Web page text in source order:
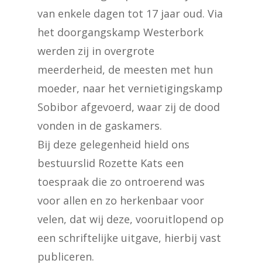
van enkele dagen tot 17 jaar oud. Via
het doorgangskamp Westerbork
werden zij in overgrote
meerderheid, de meesten met hun
moeder, naar het vernietigingskamp
Sobibor afgevoerd, waar zij de dood
vonden in de gaskamers.
Bij deze gelegenheid hield ons
bestuurslid Rozette Kats een
toespraak die zo ontroerend was
voor allen en zo herkenbaar voor
velen, dat wij deze, vooruitlopend op
een schriftelijke uitgave, hierbij vast
publiceren.